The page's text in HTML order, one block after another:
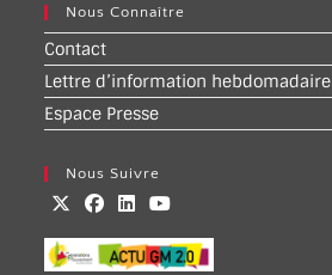
Nous Connaître
Contact
Lettre d’information hebdomadaire
Espace Presse
Nous Suivre